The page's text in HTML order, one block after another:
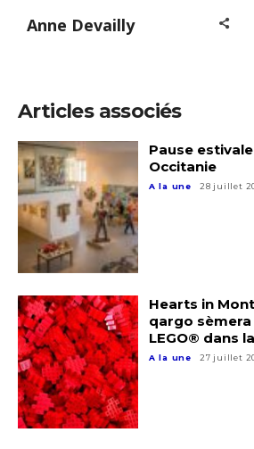
Anne Devailly
Articles associés
Pause
Occitanie
A la une 28 juillet
Hearts in
qargo
LEGO® dans
A la une 27 juillet